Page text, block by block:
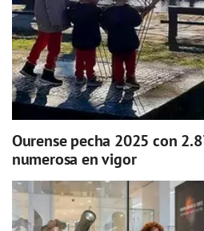
Ourense pecha 2025 con
numerosa en vigor